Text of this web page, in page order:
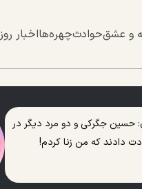
و عشقحوادثچهره‌هااخبار روز
حسین جگرکی و دو مرد دیگر در
دادند که من زنا کردم!